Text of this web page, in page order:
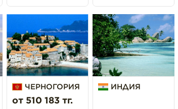
ЧЕРНОГОРИЯ
от 510 183 тг.
ИНДИЯ